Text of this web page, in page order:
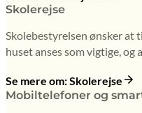
Skolerejse
Skolebestyrelsen ønsker at
huset anses som vigtige, og
Se mere om: Skolerejse
Mobiltelefoner og